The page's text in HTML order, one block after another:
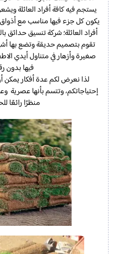
يستجم فيه كافة أفراد العائلة
يكون كل جزء فيها مناسب مع
أفراد العائلة؛ شركة تنسيق حدائق
تقوم بتصميم حديقة وتضع بها
صغيرة وأزهار في متناول أيدي
فيها بدون
لذا نعرض لكم عدة أفكار يمكن
إحتياجاتكم، وتتسم بأنها عصرية
منظرًا رائعًا